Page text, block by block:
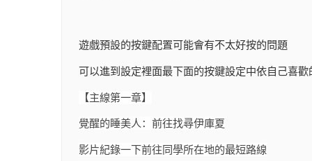
遊戲預設的按鍵配置可能會有不太好按的問題
可以進到設定裡面最下面的按鍵設定中依自己喜
【主線第一章】
覺醒的睡美人：前往找尋伊庫夏
影片紀錄一下前往同學所在地的最短路線